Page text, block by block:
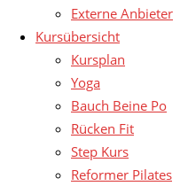
Externe Anbieter
Kursübersicht
Kursplan
Yoga
Bauch Beine Po
Rücken Fit
Step Kurs
Reformer Pilates